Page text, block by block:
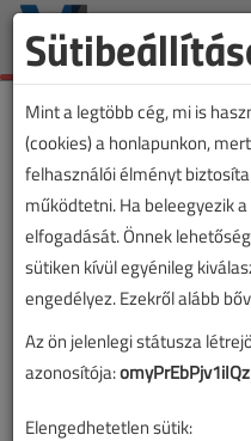
Mint a legtöbb cég, mi is
(cookies) a honlapunkon,
felhasználói élményt
működtetni. Ha beleegyezik
elfogadását. Önnek
sütiken kívül egyénileg
engedélyez. Ezekről alább
Az ön jelenlegi státusza
azonosítója:
Elengedhetetlen sütik: